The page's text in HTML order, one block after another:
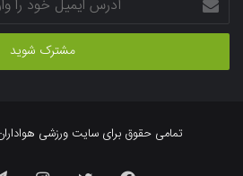
ایمیل
خود
وارد
تمامی حقوق برای سایت ورزشی